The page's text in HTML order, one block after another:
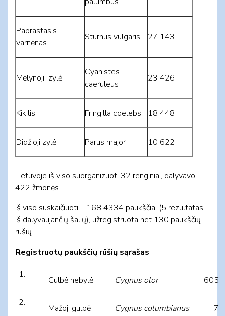
Paprastasis
varnėnas
Sturnus vulgaris 27 143
Mėlynoji zylė
Cyanistes
caeruleus
23 426
Kikilis Fringilla coelebs 18 448
Didžioji zylė Parus major 10 622
Lietuvoje iš viso suorganizuoti 32 renginiai, dalyvavo
422 žmonės.
Iš viso suskaičiuoti – 168 4334 paukščiai (5 rezultatas
iš dalyvaujančių šalių), užregistruota net 130 paukščių
rūšių.
Registruotų paukščių rūšių sąrašas
Gulbė nebylė Cygnus olor 605
Mažoji gulbė Cygnus columbianus 7